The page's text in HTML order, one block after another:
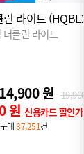
린 살균케어
클린 살균케어
원10개월
원 신용카드 할인가
매1,998건